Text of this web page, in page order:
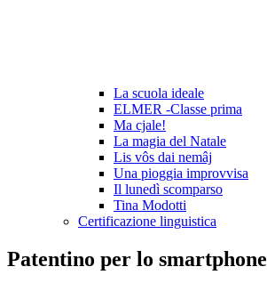
La scuola ideale
ELMER -Classe prima
Ma cjale!
La magia del Natale
Lis vôs dai nemâj
Una pioggia improvvisa
Il lunedì scomparso
Tina Modotti
Certificazione linguistica
Patentino per lo smartphone